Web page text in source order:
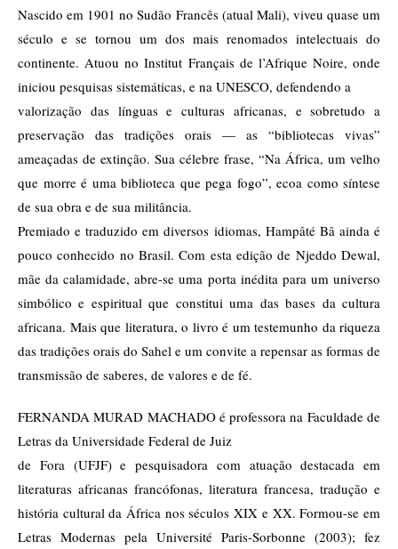
Nascido em 1901 no Sudão Francês (atual Mali), viveu quase um
século e se tornou um dos mais renomados intelectuais do
continente. Atuou no Institut Français de l’Afrique Noire, onde
iniciou pesquisas sistemáticas, e na UNESCO, defendendo a
valorização das línguas e culturas africanas, e sobretudo a
preservação das tradições orais — as “bibliotecas vivas”
ameaçadas de extinção. Sua célebre frase, “Na África, um velho
que morre é uma biblioteca que pega fogo”, ecoa como síntese
de sua obra e de sua militância.
Premiado e traduzido em diversos idiomas, Hampâté Bâ ainda é
pouco conhecido no Brasil. Com esta edição de Njeddo Dewal,
mãe da calamidade, abre-se uma porta inédita para um universo
simbólico e espiritual que constitui uma das bases da cultura
africana. Mais que literatura, o livro é um testemunho da riqueza
das tradições orais do Sahel e um convite a repensar as formas de
transmissão de saberes, de valores e de fé.
FERNANDA MURAD MACHADO é professora na Faculdade de
Letras da Universidade Federal de Juiz
de Fora (UFJF) e pesquisadora com atuação destacada em
literaturas africanas francófonas, literatura francesa, tradução e
história cultural da África nos séculos XIX e XX. Formou-se em
Letras Modernas pela Université Paris-Sorbonne (2003); fez